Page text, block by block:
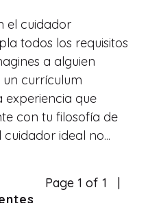
el cuidador
todos los requisitos
a alguien
currículum
experiencia que
con tu filosofía de
cuidador ideal no...
Page 1 of 1